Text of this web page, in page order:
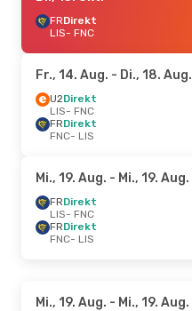
FRDirekt
LIS- FNC
Fr., 14. Aug. - Di., 18. Aug.
U2Direkt
LIS- FNC
FRDirekt
FNC- LIS
Mi., 19. Aug. - Mi., 19. Aug.
FRDirekt
LIS- FNC
FRDirekt
FNC- LIS
Mi., 19. Aug. - Mi., 19. Aug.